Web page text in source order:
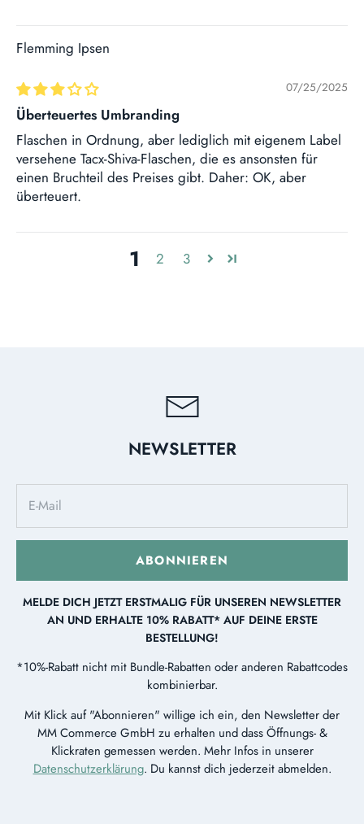
Flemming Ipsen
07/25/2025
Überteuertes Umbranding
Flaschen in Ordnung, aber lediglich mit eigenem Label
versehene Tacx-Shiva-Flaschen, die es ansonsten für
einen Bruchteil des Preises gibt. Daher: OK, aber
überteuert.
1 2 3
NEWSLETTER
ABONNIEREN
MELDE DICH JETZT ERSTMALIG FÜR UNSEREN NEWSLETTER
AN UND ERHALTE 10% RABATT* AUF DEINE ERSTE
BESTELLUNG!
*10%-Rabatt nicht mit Bundle-Rabatten oder anderen Rabattcodes
kombinierbar.
Mit Klick auf "Abonnieren" willige ich ein, den Newsletter der
MM Commerce GmbH zu erhalten und dass Öffnungs- &
Klickraten gemessen werden. Mehr Infos in unserer
Datenschutzerklärung. Du kannst dich jederzeit abmelden.